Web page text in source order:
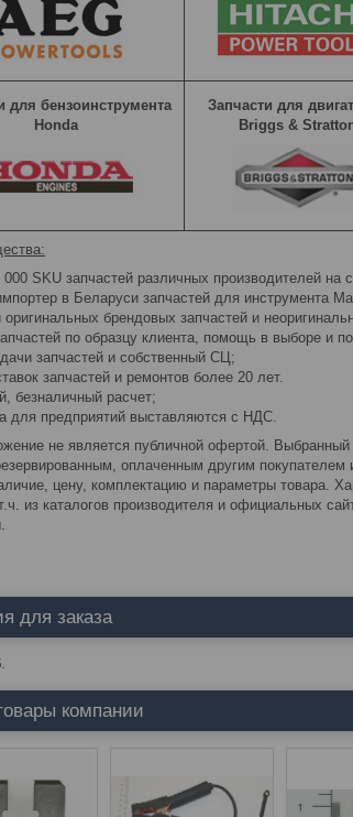
для бензоинструмента
Honda
Запчасти для
Briggs &
000 SKU запчастей различных производителей на
в Беларуси запчастей для инструмента
оригинальных брендовых запчастей и
по образцу клиента, помощь в выборе и
запчастей и собственный СЦ;
запчастей и ремонтов более 20 лет.
безналичный расчет;
для предприятий выставляются с НДС.
не является публичной офертой.
оплаченным другим покупателем
цену, комплектацию и параметры товара.
из каталогов производителя и официальных
для заказа
компании